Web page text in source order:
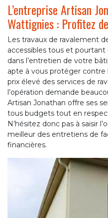
L’entreprise Artisan
Wattignies : Profitez
Les travaux de ravalement
accessibles tous et
dans l’entretien de votre
apte à vous protéger contre
prix élevé des services de
l’opération demande
Artisan Jonathan offre ses
tous budgets tout en
N’hésitez donc pas à saisir
meilleur des entretiens de
financières.